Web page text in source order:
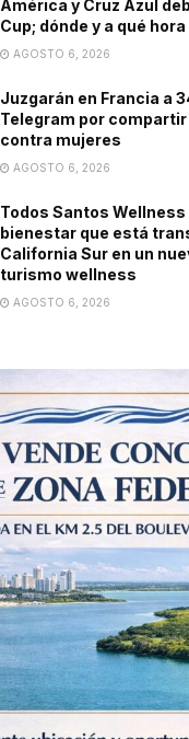
América y Cruz Azul
Cup; dónde y a qué
AGOSTO 6, 2026
Juzgarán en Francia a
Telegram por
contra mujeres
AGOSTO 6, 2026
Todos Santos
bienestar que está
California Sur en un
turismo wellness
AGOSTO 6, 2026